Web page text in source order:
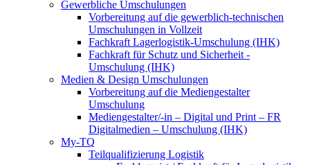
Gewerbliche Umschulungen
Vorbereitung auf die gewerblich-technischen
Umschulungen in Vollzeit
Fachkraft Lagerlogistik-Umschulung (IHK)
Fachkraft für Schutz und Sicherheit -
Umschulung (IHK)
Medien & Design Umschulungen
Vorbereitung auf die Mediengestalter
Umschulung
Mediengestalter/-in – Digital und Print – FR
Digitalmedien – Umschulung (IHK)
My-TQ
Teilqualifizierung Logistik